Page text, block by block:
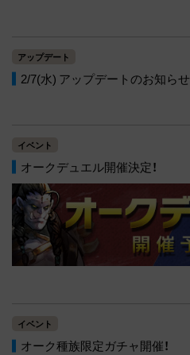
アップデート
2/7(水) アップデートのお知らせ
イベント
オークデュエル開催決定！
イベント
オーク種族限定ガチャ開催！